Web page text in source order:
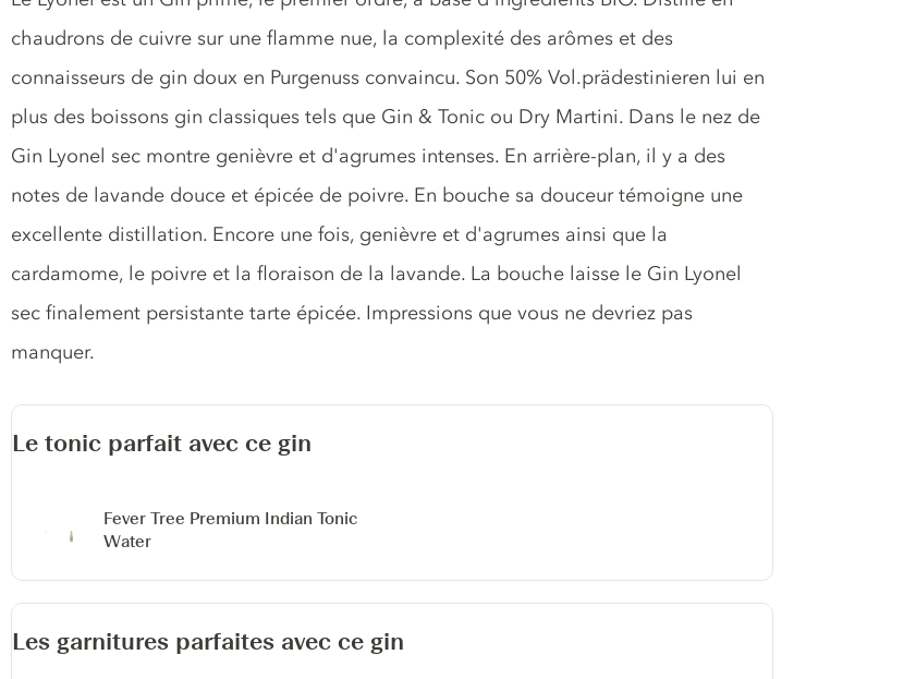
chaudrons de cuivre sur une flamme nue, la complexité des arômes et des
connaisseurs de gin doux en Purgenuss convaincu. Son 50% Vol.prädestinieren lui en
plus des boissons gin classiques tels que Gin & Tonic ou Dry Martini. Dans le nez de
Gin Lyonel sec montre genièvre et d'agrumes intenses. En arrière-plan, il y a des
notes de lavande douce et épicée de poivre. En bouche sa douceur témoigne une
excellente distillation. Encore une fois, genièvre et d'agrumes ainsi que la
cardamome, le poivre et la floraison de la lavande. La bouche laisse le Gin Lyonel
sec finalement persistante tarte épicée. Impressions que vous ne devriez pas
manquer.
Le tonic parfait avec ce gin
Fever Tree Premium Indian Tonic
Water
Les garnitures parfaites avec ce gin